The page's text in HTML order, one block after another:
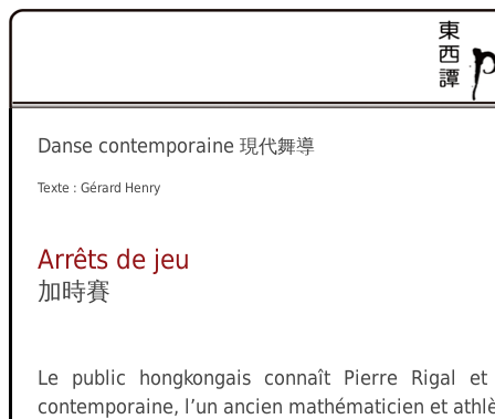
Danse contemporaine 現代舞導
Texte : Gérard Henry
Arrêts de jeu
加時賽
Le public hongkongais connaît Pierre Rigal
contemporaine, l’un ancien mathématicien et